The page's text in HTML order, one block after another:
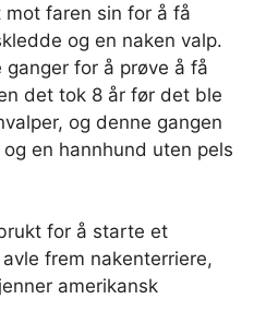
faren sin for å få
og en naken valp.
for å prøve å få
det tok 8 år før det ble
og denne gangen
en hannhund uten pels
for å starte et
frem nakenterriere,
amerikansk